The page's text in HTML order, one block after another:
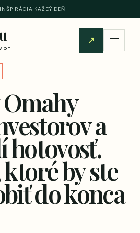
KAŽDÝ DEŇ
↗
Omahy
a
hotovosť.
by ste
do konca